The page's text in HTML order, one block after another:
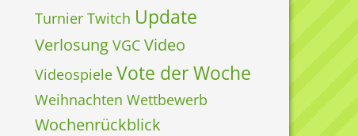
Turnier Twitch Update
Verlosung VGC Video
Videospiele Vote der Woche
Weihnachten Wettbewerb
Wochenrückblick